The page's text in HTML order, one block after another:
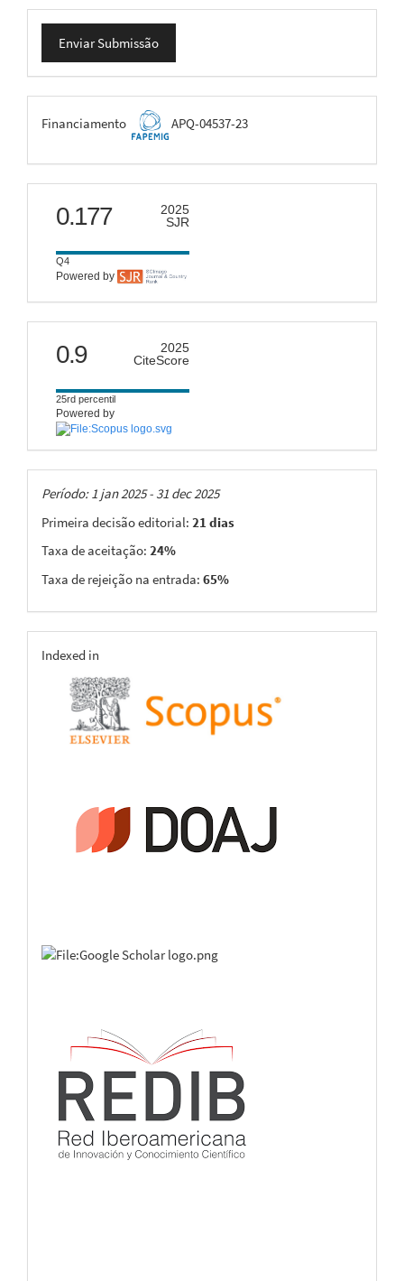
Enviar
Submissão
Enviar Submissão
FAPEMIG
Financiamento APQ-04537-23
scimago
0.177
2025
SJR
Q4
Powered by
citescore
0.9
2025
CiteScore
25rd percentil
Powered by
Taxas
Período: 1 jan 2025 - 31 dec 2025
Primeira decisão editorial: 21 dias
Taxa de aceitação: 24%
Taxa de rejeição na entrada: 65%
indexing
Indexed in